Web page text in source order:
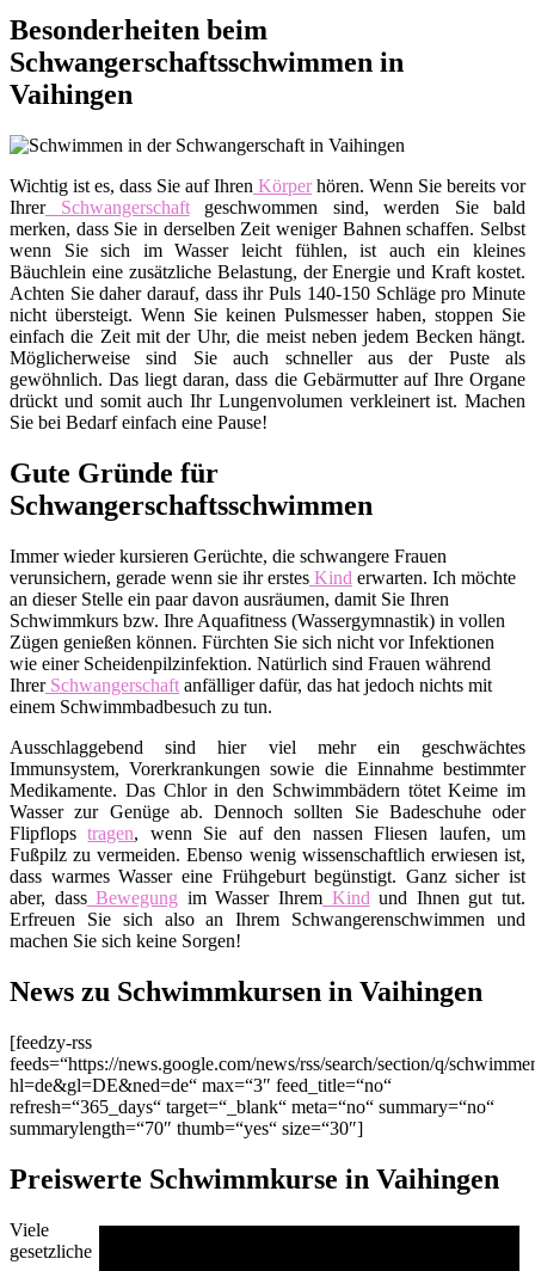
Besonderheiten beim
Schwangerschaftsschwimmen in
Vaihingen
Wichtig ist es, dass Sie auf Ihren Körperhören. Wenn Sie bereits vor
IhrerSchwangerschaftgeschwommen sind, werden Sie bald
merken, dass Sie in derselben Zeit weniger Bahnen schaffen. Selbst
wenn Sie sich im Wasser leicht fühlen, ist auch ein kleines
Bäuchlein eine zusätzliche Belastung, der Energie und Kraft kostet.
Achten Sie daher darauf, dass ihr Puls 140-150 Schläge pro Minute
nicht übersteigt. Wenn Sie keinen Pulsmesser haben, stoppen Sie
einfach die Zeit mit der Uhr, die meist neben jedem Becken hängt.
Möglicherweise sind Sie auch schneller aus der Puste als
gewöhnlich. Das liegt daran, dass die Gebärmutter auf Ihre Organe
drückt und somit auch Ihr Lungenvolumen verkleinert ist. Machen
Sie bei Bedarf einfach eine Pause!
Gute Gründe für
Schwangerschaftsschwimmen
Immer wieder kursieren Gerüchte, die schwangere Frauen
verunsichern, gerade wenn sie ihr erstes Kind erwarten. Ich möchte
an dieser Stelle ein paar davon ausräumen, damit Sie Ihren
Schwimmkurs bzw. Ihre Aquafitness (Wassergymnastik) in vollen
Zügen genießen können. Fürchten Sie sich nicht vor Infektionen
wie einer Scheidenpilzinfektion. Natürlich sind Frauen während
IhrerSchwangerschaft anfälliger dafür, das hat jedoch nichts mit
einem Schwimmbadbesuch zu tun.
Ausschlaggebend sind hier viel mehr ein geschwächtes
Immunsystem, Vorerkrankungen sowie die Einnahme bestimmter
Medikamente. Das Chlor in den Schwimmbädern tötet Keime im
Wasser zur Genüge ab. Dennoch sollten Sie Badeschuhe oder
Flipflopstragen, wenn Sie auf den nassen Fliesen laufen, um
Fußpilz zu vermeiden. Ebenso wenig wissenschaftlich erwiesen ist,
dass warmes Wasser eine Frühgeburt begünstigt. Ganz sicher ist
aber, dassBewegung im Wasser Ihrem Kind und Ihnen gut tut.
Erfreuen Sie sich also an Ihrem Schwangerenschwimmen und
machen Sie sich keine Sorgen!
News zu Schwimmkursen in Vaihingen
[feedzy-rss
feeds=“https://news.google.com/news/rss/search/section/q/
hl=de&gl=DE&ned=de“ max=“3″ feed_title=“no“
refresh=“365_days“ target=“_blank“ meta=“no“ summary=“no“
summarylength=“70″ thumb=“yes“ size=“30″]
Preiswerte Schwimmkurse in Vaihingen
Viele
gesetzliche